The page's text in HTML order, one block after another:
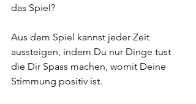
das Spiel?
Aus dem Spiel kannst jeder Zeit
aussteigen, indem Du nur Dinge tust
die Dir Spass machen, womit Deine
Stimmung positiv ist.